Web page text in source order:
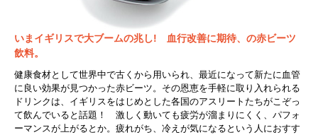
いまイギリスで大ブームの兆し! 血行改善に期待、の赤ビーツ
飲料。
健康食材として世界中で古くから用いられ、最近になって新たに血管
に良い効果が見つかった赤ビーツ。その恩恵を手軽に取り入れられる
ドリンクは、イギリスをはじめとした各国のアスリートたちがこぞっ
て飲んでいると話題！ 激しく動いても疲労が溜まりにくく、パフォ
ーマンスが上がるとか。疲れがち、冷えが気になるという人におすす